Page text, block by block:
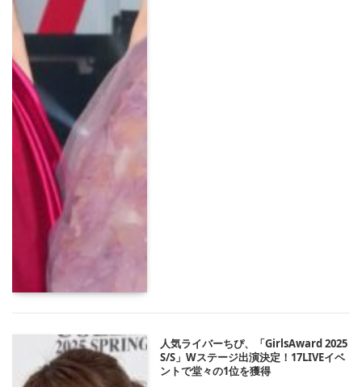
人気ライバーちぴ、「GirlsAward 2025
S/S」Wステージ出演決定！17LIVEイベ
ントで堂々の1位を獲得